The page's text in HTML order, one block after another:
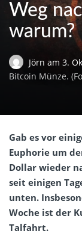
Weg
warum?
Jörn am 3.
Bitcoin Münze.
Gab es vor
Euphorie um
Dollar wieder
seit einigen
unten.
Woche ist der
Talfahrt.